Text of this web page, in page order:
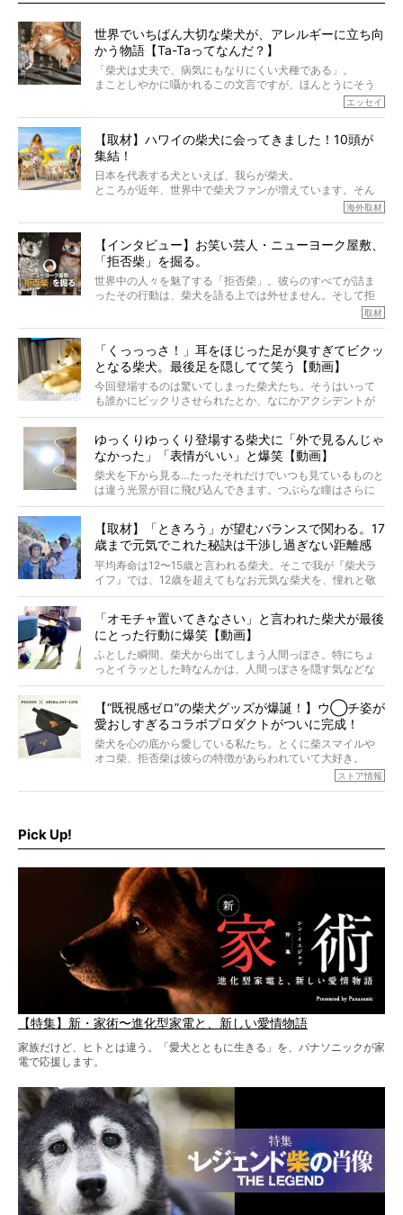
世界でいちばん大切な柴犬が、アレルギーに立ち向
かう物語【Ta-Taってなんだ？】
「柴犬は丈夫で、病気にもなりにくい犬種である」。
まことしやかに囁かれるこの文言ですが、ほんとうにそう
でも、いざそれぞれの個体を見ていくと、丈夫で病気にも
なりにくい、とは言えないような気もするのです。
実際に「病気にならない」などということはないし、飼い
主はそのためにやるべきことがある。
今回は、柴犬に関わる方たちすべてに読んで欲しい、ある
語でした。
※画像はすべてイメージです
※この記事は個人の感想であり、効果・効能を示すものではありません
エッセイ
【取材】ハワイの柴犬に会ってきました！10頭が
集結！
日本を代表する犬といえば、我らが柴犬。
ところが近年、世界中で柴犬ファンが増えています。そん
な中「柴犬ライフ」が目をつけたのは、南の楽園ハワイ。
そんな噂を聞きつけ、今回はハワイの柴犬たちを取材して
きました！
海外取材
【インタビュー】お笑い芸人・ニューヨーク屋敷、
「拒否柴」を掘る。
世界中の人々を魅了する「拒否柴」。彼らのすべてが詰ま
ったその行動は、柴犬を語る上では外せません。そして拒
否柴がここまで話題になるのは、“映える”ことも理由のひと
がるのでしょうか。
最近版画製作を始めた、お笑いコンビ「ニューヨーク」の
屋敷裕政さんに、拒否柴を掘っていただきました！ イン
タビューと合わせてご覧ください。
取材
「くっっっさ！」耳をほじった足が臭すぎてビクッ
となる柴犬。最後足を隠してて笑う【動画】
今回登場するのは驚いてしまった柴犬たち。そうはいって
も誰かにビックリさせられたとか、なにかアクシデントが
起きたとか、そういうことが原因ではありません。全ての
ゆっくりゆっくり登場する柴犬に「外で見るんじゃ
なかった」「表情がいい」と爆笑【動画】
柴犬を下から見る…たったそれだけでいつも見ているものと
は違う光景が目に飛び込んできます。つぶらな瞳はさらに
つぶらに見え、モフモフのお顔はさらにモフモフに見えま
【取材】「ときろう」が望むバランスで関わる。17
歳まで元気でこれた秘訣は干渉し過ぎない距離感
#38ときろう
平均寿命は12〜15歳と言われる柴犬。そこで我が『柴犬ラ
イフ』では、12歳を超えてもなお元気な柴犬を、憧れと敬
意を込めて“レジェンド柴”と呼んでいます。 この特集で
ォーカスし、その元気の秘訣や、老犬と暮らすうえで大切
だと思うことを、オーナーさんに語っていただきます。今
回登場してくれたのは、17歳のときろうくん。小さい頃か
ら食が細かったため、何でも食べさせてきたということで
「オモチャ置いてきなさい」と言われた柴犬が最後
にとった行動に爆笑【動画】
ふとした瞬間、柴犬から出てしまう人間っぽさ。特にちょ
っとイラッとした時なんかは、人間っぽさを隠す気などな
いように見えます。もしかして本当の本当は、中身は人間
【“既視感ゼロ”の柴犬グッズが爆誕！】ウ◯チ姿が
愛おしすぎるコラボプロダクトがついに完成！
柴犬を心の底から愛している私たち。とくに柴スマイルや
オコ柴、拒否柴は彼らの特徴があらわれていて大好き。
でもちょっと待て…もうひとつ、忘れてはならない愛おしい
ストア情報
Pick Up!
【特集】新・家術〜進化型家電と、新しい愛情物語
家族だけど、ヒトとは違う。「愛犬とともに生きる」を、パナソニックが家
電で応援します。